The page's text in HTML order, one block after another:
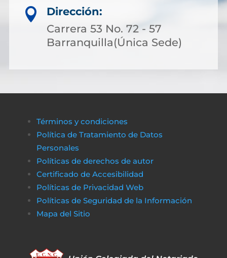
pagos asociados a servicios notariales, hoy
es posible acceder a soluciones financieras
más flexibles. Muchas personas optan por
de financiamiento rápido y transparente,
administrativo pueda completarse sin
obstáculos económicos.
De la misma manera, en
jugadores pueden disfrutar de un entorno
de juego claro y sin complicaciones. Al igual
las transacciones son seguras y rápidas, lo

Dirección:
Carrera 53 No. 72 - 57
Barranquilla(Única Sede)
Términos y condiciones
Política de Tratamiento de Datos
Personales
Políticas de derechos de autor
Certificado de Accesibilidad
Políticas de Privacidad Web
Políticas de Seguridad de la Información
Mapa del Sitio